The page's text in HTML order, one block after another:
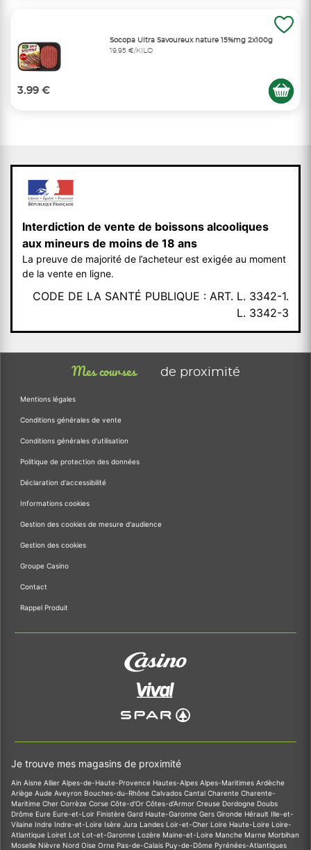
Socopa Ultra Savoureux nature 15%mg 2x100g
19,95 €/KILO
3.99 €
Interdiction de vente de boissons alcooliques
aux mineurs de moins de 18 ans
La preuve de majorité de l’acheteur est exigée au moment
de la vente en ligne.
CODE DE LA SANTÉ PUBLIQUE : ART. L. 3342-1.
L. 3342-3
Mes courses de proximité
Mentions légales
Conditions générales de vente
Conditions générales d'utilisation
Politique de protection des données
Déclaration d'accessibilité
Informations cookies
Gestion des cookies de mesure d'audience
Gestion des cookies
Groupe Casino
Contact
Rappel Produit
Je trouve mes magasins de proximité
Ain Aisne Allier Alpes-de-Haute-Provence Hautes-Alpes Alpes-Maritimes Ardèche
Ariège Aude Aveyron Bouches-du-Rhône Calvados Cantal Charente Charente-
Maritime Cher Corrèze Corse Côte-d'Or Côtes-d'Armor Creuse Dordogne Doubs
Drôme Eure Eure-et-Loir Finistère Gard Haute-Garonne Gers Gironde Hérault Ille-et-
Vilaine Indre Indre-et-Loire Isère Jura Landes Loir-et-Cher Loire Haute-Loire Loire-
Atlantique Loiret Lot Lot-et-Garonne Lozère Maine-et-Loire Manche Marne Morbihan
Moselle Nièvre Nord Oise Orne Pas-de-Calais Puy-de-Dôme Pyrénées-Atlantiques